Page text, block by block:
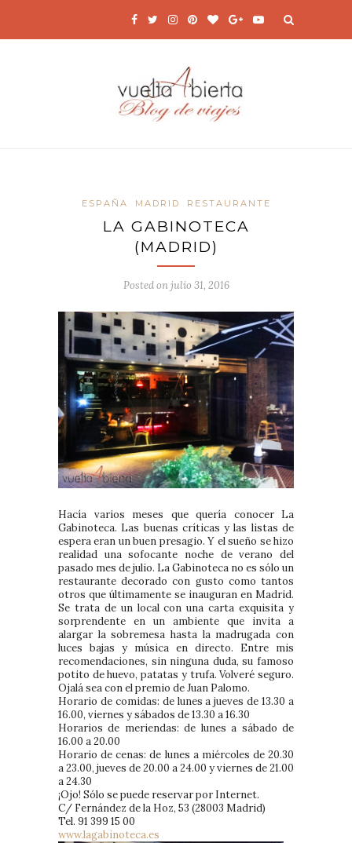
ESPAÑA MADRID RESTAURANTE
LA GABINOTECA
(MADRID)
Posted onjulio 31, 2016
Hacía varios meses que quería conocer La
Gabinoteca. Las buenas críticas y las listas de
espera eran un buen presagio. Y el sueño se hizo
realidad una sofocante noche de verano del
pasado mes de julio. La Gabinoteca no es sólo un
restaurante decorado con gusto como tantos
otros que últimamente se inauguran en Madrid.
Se trata de un local con una carta exquisita y
sorprendente en un ambiente que invita a
alargar la sobremesa hasta la madrugada con
luces bajas y música en directo. Entre mis
recomendaciones, sin ninguna duda, su famoso
potito de huevo, patatas y trufa. Volveré seguro.
Ojalá sea con el premio de Juan Palomo.
Horario de comidas: de lunes a jueves de 13.30 a
16.00, viernes y sábados de 13.30 a 16.30
Horarios de meriendas: de lunes a sábado de
16.00 a 20.00
Horario de cenas: de lunes a miércoles de 20.30
a 23.00, jueves de 20.00 a 24.00 y viernes de 21.00
a 24.30
¡Ojo! Sólo se puede reservar por Internet.
C/ Fernández de la Hoz, 53 (28003 Madrid)
Tel. 91 399 15 00
www.lagabinoteca.es